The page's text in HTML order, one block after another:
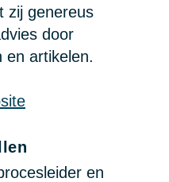
zij genereus
door
en artikelen.
en